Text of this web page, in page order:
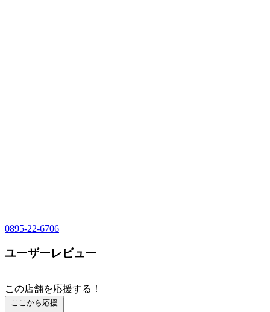
0895-22-6706
ユーザーレビュー
この店舗を応援する！
ここから応援